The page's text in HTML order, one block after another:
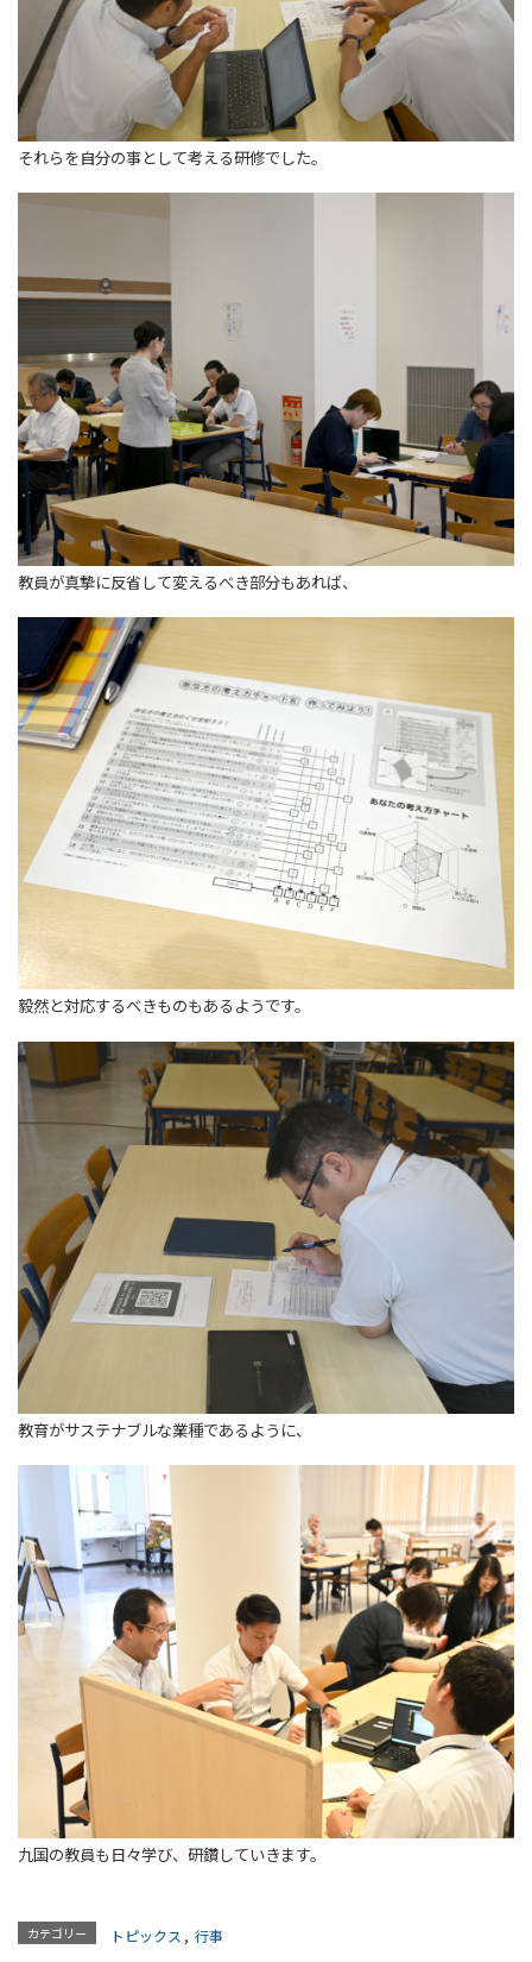
それらを自分の事として考える研修でした。
教員が真摯に反省して変えるべき部分もあれば、
毅然と対応するべきものもあるようです。
教育がサステナブルな業種であるように、
九国の教員も日々学び、研鑽していきます。
カテゴリー トピックス , 行事